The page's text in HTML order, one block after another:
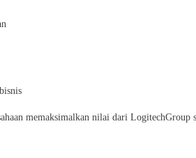
memaksimalkan nilai dari LogitechGroup